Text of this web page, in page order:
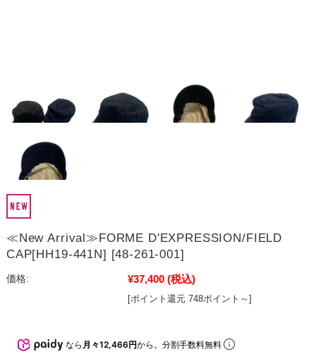
≪New Arrival≫FORME D'EXPRESSION/FIELD
CAP[HH19-441N] [48-261-001]
価格: ¥37,400 (税込)
[ポイント還元 748ポイント～]
なら 月々12,466円から。分割手数料無料